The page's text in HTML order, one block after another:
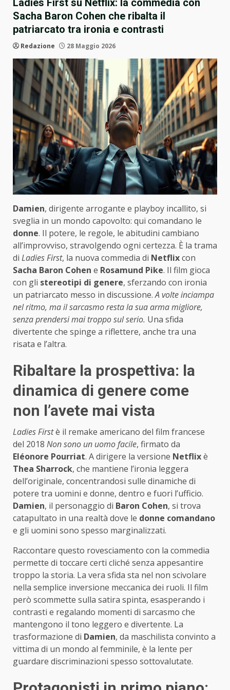
Ladies First su Netflix: la commedia con
Sacha Baron Cohen che ribalta il
patriarcato tra ironia e contrasti
Redazione 28 Maggio 2026
Damien, dirigente arrogante e playboy incallito, si
sveglia in un mondo capovolto: qui comandano le
donne. Il potere, le regole, le abitudini cambiano
all’improvviso, stravolgendo ogni certezza. È la trama
di Ladies First, la nuova commedia di Netflixcon
Sacha Baron Cohen e Rosamund Pike. Il film gioca
con gli stereotipi di genere, sferzando con ironia
un patriarcato messo in discussione.A volte inciampa
nel ritmo, ma il sarcasmo resta la sua arma migliore,
senza prendersi mai troppo sul serio. Una sfida
divertente che spinge a riflettere, anche tra una
risata e l’altra.
Ribaltare la prospettiva: la
dinamica di genere come
non l’avete mai vista
Ladies Firstè il remake americano del film francese
del 2018 Non sono un uomo facile, firmato da
Eléonore Pourriat. A dirigere la versione Netflixè
Thea Sharrock, che mantiene l’ironia leggera
dell’originale, concentrandosi sulle dinamiche di
potere tra uomini e donne, dentro e fuori l’ufficio.
Damien, il personaggio di Baron Cohen, si trova
catapultato in una realtà dove le donne comandano
e gli uomini sono spesso marginalizzati.
Raccontare questo rovesciamento con la commedia
permette di toccare certi cliché senza appesantire
troppo la storia. La vera sfida sta nel non scivolare
nella semplice inversione meccanica dei ruoli. Il film
però scommette sulla satira spinta, esasperando i
contrasti e regalando momenti di sarcasmo che
mantengono il tono leggero e divertente. La
trasformazione di Damien, da maschilista convinto a
vittima di un mondo al femminile, è la lente per
guardare discriminazioni spesso sottovalutate.